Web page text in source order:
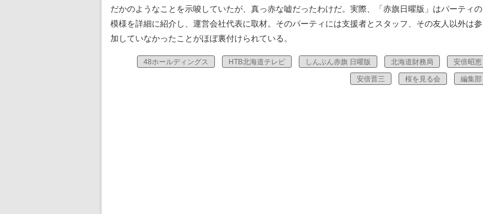
だかのようなことを示唆していたが、真っ赤な嘘だったわけだ。実際、「赤旗日曜版」はパーティの
模様を詳細に紹介し、運営会社代表に取材。そのパーティには支援者とスタッフ、その友人以外は参
加していなかったことがほぼ裏付けられている。
48ホールディングス HTB北海道テレビ しんぶん赤旗 日曜版 北海道財務局 安倍昭恵
安倍晋三 桜を見る会 編集部